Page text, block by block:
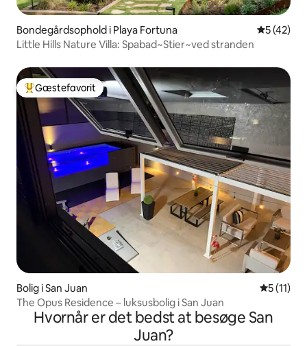
Bondegårdsophold i Playa Fortuna 5 ud af 5 i
5 (42)
Little Hills Nature Villa: Spabad~Stier~ved stranden
Bedste gæstefavorit
Gæstefavorit
Bolig i San Juan 5 ud af 5
5 (11)
The Opus Residence – luksusbolig i San Juan
Hvornår er det bedst at besøge San
Juan?